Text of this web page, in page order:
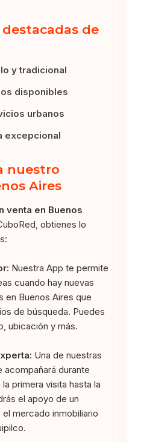
de
y tradicional
disponibles
urbanos
excepcional
nuestro
Aires
venta en Buenos
obtienes lo
Nuestra App te permite
cuando hay nuevas
en Buenos Aires que
de búsqueda. Puedes
ubicación y más.
Una de nuestras
durante
primera visita hasta la
el apoyo de un
mercado inmobiliario